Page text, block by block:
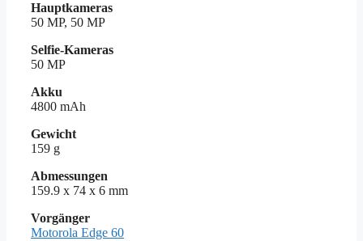
Hauptkameras
50 MP, 50 MP
Selfie-Kameras
50 MP
Akku
4800 mAh
Gewicht
159 g
Abmessungen
159.9 x 74 x 6 mm
Vorgänger
Motorola Edge 60